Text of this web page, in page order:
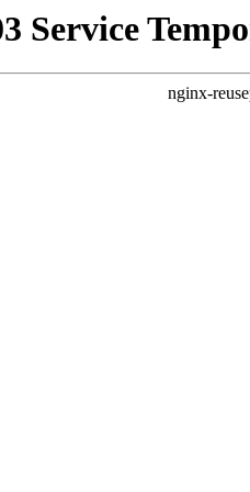
Service
nginx-